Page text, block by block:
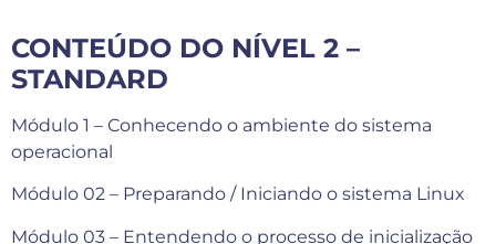
CONTEÚDO DO NÍVEL 2 –
STANDARD
Módulo 1 – Conhecendo o ambiente do sistema
operacional
Módulo 02 – Preparando / Iniciando o sistema Linux
Módulo 03 – Entendendo o processo de inicialização